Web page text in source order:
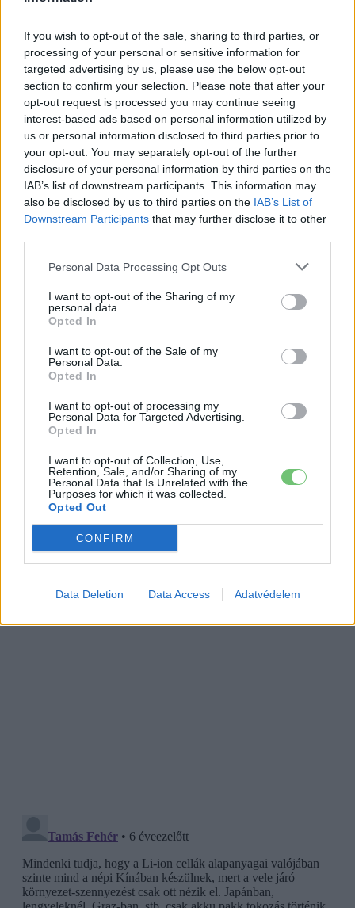
If you wish to opt-out of the sale, sharing to third parties, or
processing of your personal or sensitive information for
targeted advertising by us, please use the below opt-out
section to confirm your selection. Please note that after your
opt-out request is processed you may continue seeing
interest-based ads based on personal information utilized by
us or personal information disclosed to third parties prior to
your opt-out. You may separately opt-out of the further
disclosure of your personal information by third parties on the
IAB’s list of downstream participants. This information may
also be disclosed by us to third parties on the IAB’s List of
Downstream Participants that may further disclose it to other
Personal Data Processing Opt Outs
I want to opt-out of the Sharing of my
personal data.
Opted In
I want to opt-out of the Sale of my
Personal Data.
Opted In
I want to opt-out of processing my
Personal Data for Targeted Advertising.
Opted In
I want to opt-out of Collection, Use,
Retention, Sale, and/or Sharing of my
Personal Data that Is Unrelated with the
Purposes for which it was collected.
Opted Out
CONFIRM
Data Deletion Data Access Adatvédelem
Főállásban Informatikus kocka, de lelkében elkötelezett gamer,
KAPCSOLÓDÓ CIKKEK TÖBB A SZERZŐTŐL
Akkumulátor
A Tesla miatt szakíthat egymással a két
LG-akkucég
Elektromos
Megkezdődtek az új elektromos
Jaguar téli tesztjei
Akkumulátor
dobása